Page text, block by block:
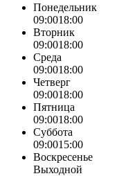
Понедельник
09:0018:00
Вторник
09:0018:00
Среда
09:0018:00
Четверг
09:0018:00
Пятница
09:0018:00
Суббота
09:0015:00
Воскресенье
Выходной